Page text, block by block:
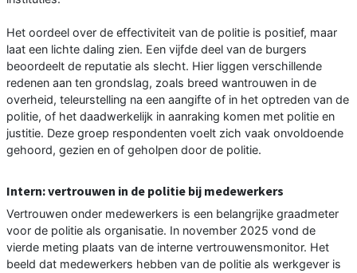
Het oordeel over de effectiviteit van de politie is positief, maar
laat een lichte daling zien. Een vijfde deel van de burgers
beoordeelt de reputatie als slecht. Hier liggen verschillende
redenen aan ten grondslag, zoals breed wantrouwen in de
overheid, teleurstelling na een aangifte of in het optreden van de
politie, of het daadwerkelijk in aanraking komen met politie en
justitie. Deze groep respondenten voelt zich vaak onvoldoende
gehoord, gezien en of geholpen door de politie.
Intern: vertrouwen in de politie bij medewerkers
Vertrouwen onder medewerkers is een belangrijke graadmeter
voor de politie als organisatie. In november 2025 vond de
vierde meting plaats van de interne vertrouwensmonitor. Het
beeld dat medewerkers hebben van de politie als werkgever is